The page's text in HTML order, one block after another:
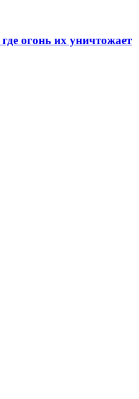
огонь их уничтожает